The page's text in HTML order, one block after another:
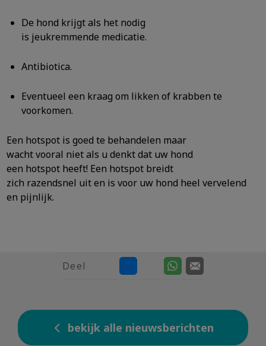
De hond krijgt als het nodig
is jeukremmende medicatie.
Antibiotica.
Eventueel een kraag om likken of krabben te
voorkomen.
Een hotspot is goed te behandelen maar
wacht vooral niet als u denkt dat uw hond
een hotspot heeft! Een hotspot breidt
zich razendsnel uit en is voor uw hond heel vervelend
en pijnlijk.
Deel
bekijk alle nieuwsberichten